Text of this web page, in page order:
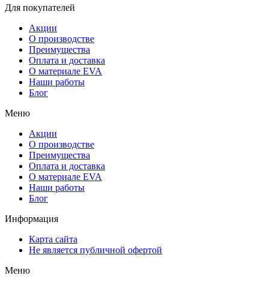
Для покупателей
Акции
О производстве
Преимущества
Оплата и доставка
О материале EVA
Наши работы
Блог
Меню
Акции
О производстве
Преимущества
Оплата и доставка
О материале EVA
Наши работы
Блог
Информация
Карта сайта
Не является публичной офертой
Меню